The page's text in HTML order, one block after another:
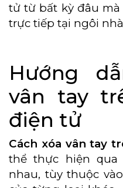
tử từ bất kỳ đâu
trực tiếp tại ngôi
Hướng
vân tay
điện tử
Cách xóa vân tay
thể thực hiện qua
nhau, tùy thuộc